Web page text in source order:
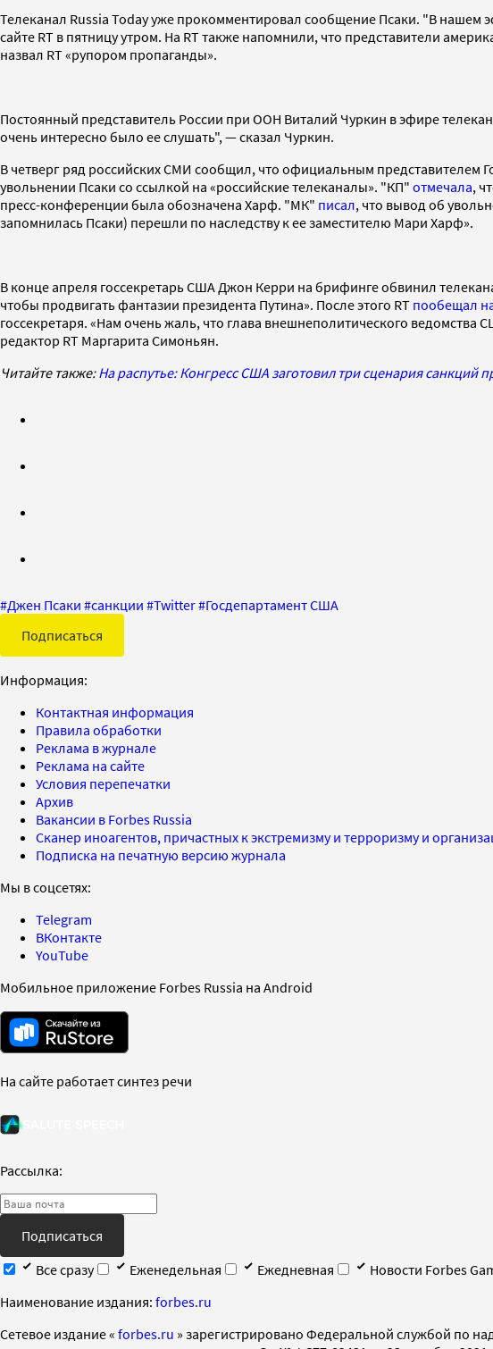
Телеканал Russia Today уже прокомментировал сообщение Псаки. "В
сайте RT в пятницу утром. На RT также напомнили, что представители
назвал RT «рупором пропаганды».
Постоянный представитель России при ООН Виталий Чуркин в эфире
очень интересно было ее слушать", — сказал Чуркин.
В четверг ряд российских СМИ сообщил, что официальным представителем
увольнении Псаки со ссылкой на «российские телеканалы». "КП" отмечала,
пресс-конференции была обозначена Харф. "МК" писал, что вывод об
запомнилась Псаки) перешли по наследству к ее заместителю Мари Харф».
В конце апреля госсекретарь США Джон Керри на брифинге обвинил
чтобы продвигать фантазии президента Путина». После этого RT пообещал
госсекретаря. «Нам очень жаль, что глава внешнеполитического
редактор RT Маргарита Симоньян.
Читайте также:На распутье: Конгресс США заготовил три сценария санкций
#Джен Псаки #санкции #Twitter#Госдепартамент США
Подписаться
Информация:
Контактная информация
Правила обработки
Реклама в журнале
Реклама на сайте
Условия перепечатки
Архив
Вакансии в Forbes Russia
Сканер иноагентов, причастных к экстремизму и терроризму и
Подписка на печатную версию журнала
Мы в соцсетях:
Telegram
ВКонтакте
YouTube
Мобильное приложение Forbes Russia на Android
На сайте работает синтез речи
Рассылка:
Подписаться
Все сразу
Еженедельная Ежедневная
Новости Forbes
Наименование издания: forbes.ru
Cетевое издание « forbes.ru » зарегистрировано Федеральной службой по